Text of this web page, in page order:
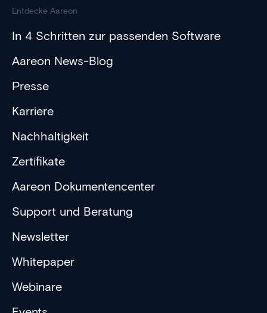
Entdecke Aareon
In 4 Schritten zur passenden Software
Aareon News-Blog
Presse
Karriere
Nachhaltigkeit
Zertifikate
Aareon Dokumentencenter
Support und Beratung
Newsletter
Whitepaper
Webinare